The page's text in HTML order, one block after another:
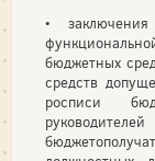
•
бюджетных
средств
росписи